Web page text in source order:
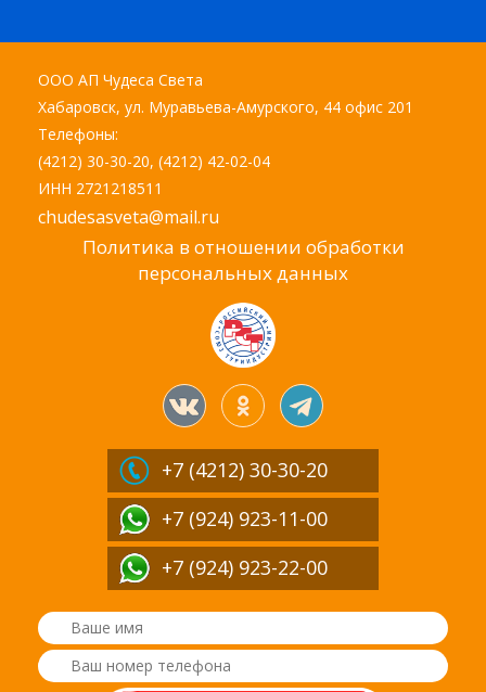
ООО АП Чудеса Света
Хабаровск, ул. Муравьева-Амурского, 44 офис 201
Телефоны:
(4212) 30-30-20, (4212) 42-02-04
ИНН 2721218511
chudesasveta@mail.ru
Политика в отношении обработки
персональных данных
+7 (4212) 30-30-20
+7 (924) 923-11-00
+7 (924) 923-22-00